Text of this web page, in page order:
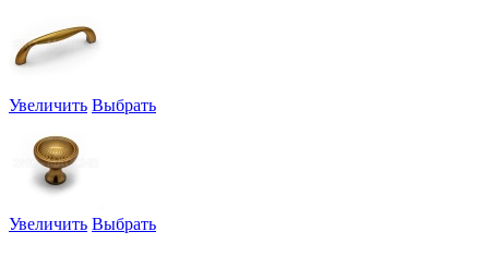
Увеличить Выбрать
Увеличить Выбрать